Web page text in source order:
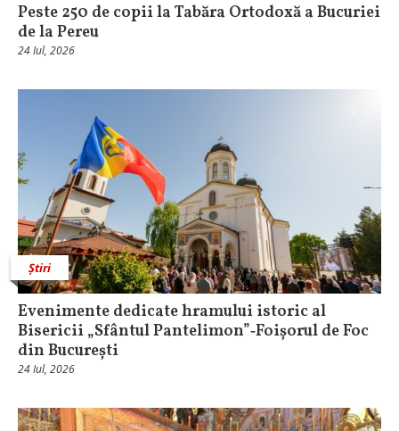
Peste 250 de copii la Tabăra Ortodoxă a Bucuriei
de la Pereu
24 Iul, 2026
Știri
Evenimente dedicate hramului istoric al
Bisericii „Sfântul Pantelimon”‑Foișorul de Foc
din București
24 Iul, 2026